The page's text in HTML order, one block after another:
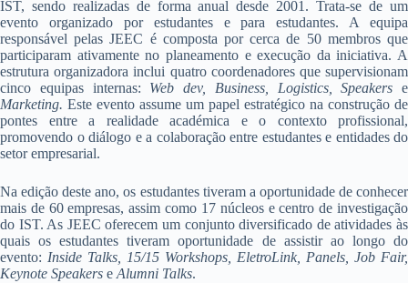
IST, sendo realizadas de forma anual desde 2001. Trata-se de um
evento organizado por estudantes e para estudantes. A equipa
responsável pelas JEEC é composta por cerca de 50 membros que
participaram ativamente no planeamento e execução da iniciativa. A
estrutura organizadora inclui quatro coordenadores que supervisionam
cinco equipas internas: Web dev, Business, Logistics, Speakers e
Marketing. Este evento assume um papel estratégico na construção de
pontes entre a realidade académica e o contexto profissional,
promovendo o diálogo e a colaboração entre estudantes e entidades do
setor empresarial.
Na edição deste ano, os estudantes tiveram a oportunidade de conhecer
mais de 60 empresas, assim como 17 núcleos e centro de investigação
do IST. As JEEC oferecem um conjunto diversificado de atividades às
quais os estudantes tiveram oportunidade de assistir ao longo do
evento: Inside Talks, 15/15 Workshops, EletroLink, Panels, Job Fair,
Keynote Speakers e Alumni Talks.